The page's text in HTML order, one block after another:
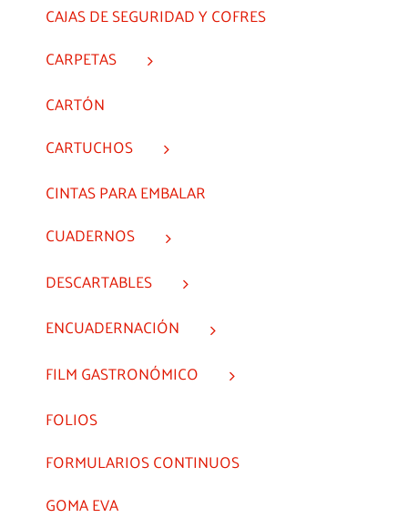
CAJAS DE SEGURIDAD Y COFRES
CARPETAS
CARTÓN
CARTUCHOS
CINTAS PARA EMBALAR
CUADERNOS
DESCARTABLES
ENCUADERNACIÓN
FILM GASTRONÓMICO
FOLIOS
FORMULARIOS CONTINUOS
GOMA EVA